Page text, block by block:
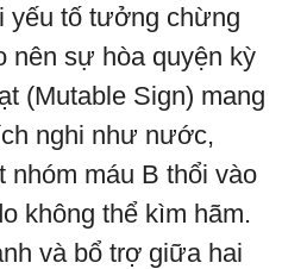
yếu tố tưởng chừng
nên sự hòa quyện kỳ
(Mutable Sign) mang
nghi như nước,
nhóm máu B thổi vào
không thể kìm hãm.
và bổ trợ giữa hai